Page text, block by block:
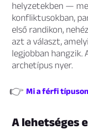
helyzetekben —
konfliktusokban,
első randikon,
azt a választ,
legjobban
archetípus nyer.
👉 Mi a férfi
A lehetséges